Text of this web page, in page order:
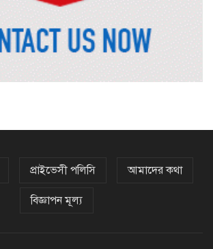
২২৬টি মাদরাসার সব শিক্ষার্থী ফেল
৩১২টি প্রতিষ্ঠানের সব শিক্ষার্থীই ফেল
হার কত
প্রাইভেসী পলিসি আমাদের কথা
বিজ্ঞাপন মূল্য